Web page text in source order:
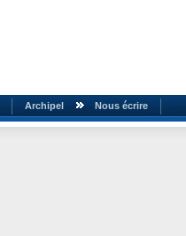
Archipel Nous écrire